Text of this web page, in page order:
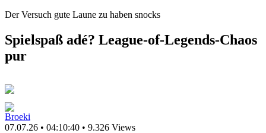
Der Versuch gute Laune zu haben snocks
Spielspaß adé? League-of-Legends-Chaos
pur
Broeki
07.07.26 • 04:10:40 • 9.326 Views